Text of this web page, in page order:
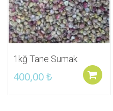
1kğ Tane Sumak
400,00₺